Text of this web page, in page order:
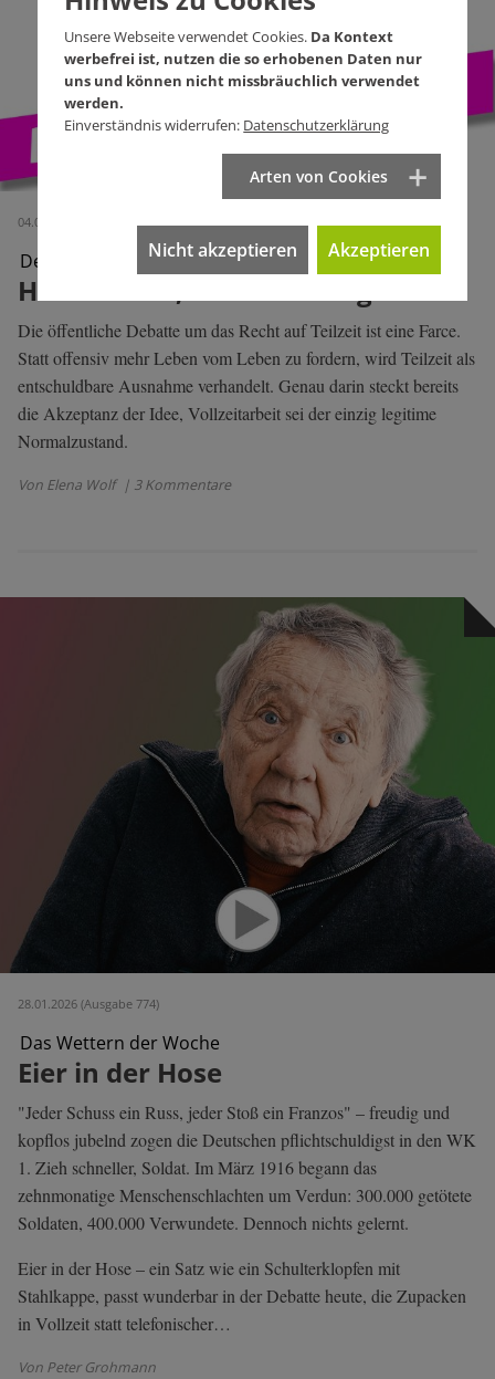
04.02.2026 (Ausgabe 775)
Debatte um Arbeitszeit
Hände hoch, Umverteilung!
Die öffentliche Debatte um das Recht auf Teilzeit ist eine Farce.
Statt offensiv mehr Leben vom Leben zu fordern, wird Teilzeit als
entschuldbare Ausnahme verhandelt. Genau darin steckt bereits
die Akzeptanz der Idee, Vollzeitarbeit sei der einzig legitime
Normalzustand.
Von Elena Wolf | 3 Kommentare
28.01.2026 (Ausgabe 774)
Das Wettern der Woche
Eier in der Hose
"Jeder Schuss ein Russ, jeder Stoß ein Franzos" – freudig und
kopflos jubelnd zogen die Deutschen pflichtschuldigst in den WK
1. Zieh schneller, Soldat. Im März 1916 begann das
zehnmonatige Menschenschlachten um Verdun: 300.000 getötete
Soldaten, 400.000 Verwundete. Dennoch nichts gelernt.
Eier in der Hose – ein Satz wie ein Schulterklopfen mit
Stahlkappe, passt wunderbar in der Debatte heute, die Zupacken
in Vollzeit statt telefonischer…
Von Peter Grohmann
Unsere Webseite verwendet Cookies. Da Kontext
werbefrei ist, nutzen die so erhobenen Daten nur
uns und können nicht missbräuchlich verwendet
werden.
Einverständnis widerrufen: Datenschutzerklärung
Arten von Cookies
Nicht akzeptieren Akzeptieren